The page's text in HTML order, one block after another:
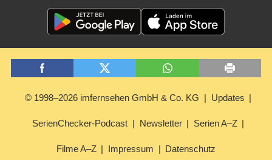
© 1998–2026 imfernsehen GmbH & Co. KG Updates
SerienChecker-Podcast Newsletter Serien A–Z
Filme A–Z Impressum Datenschutz